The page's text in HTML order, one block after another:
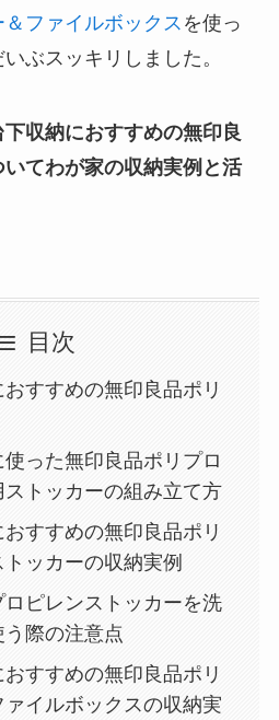
ファイルボックス を使っ
ぶスッキリしました。
下収納におすすめの無印良
てわが家の収納実例と活
目次
すすめの無印良品ポリ
った無印良品ポリプロ
ストッカーの組み立て方
すすめの無印良品ポリ
ッカーの収納実例
ピレンストッカーを洗
際の注意点
すすめの無印良品ポリ
イルボックスの収納実